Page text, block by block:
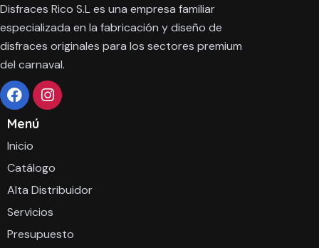
Disfraces Rico S.L es una empresa familiar
especializada en la fabricación y diseño de
disfraces originales para los sectores premium
del carnaval.
Menú
Inicio
Catálogo
Alta Distribuidor
Servicios
Presupuesto